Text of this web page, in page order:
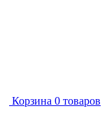
Корзина 0 товаров